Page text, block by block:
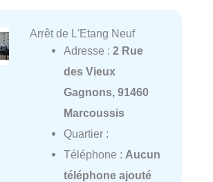
Arrêt de L'Etang Neuf
Adresse : 2 Rue
des Vieux
Gagnons, 91460
Marcoussis
Quartier :
Téléphone : Aucun
téléphone ajouté